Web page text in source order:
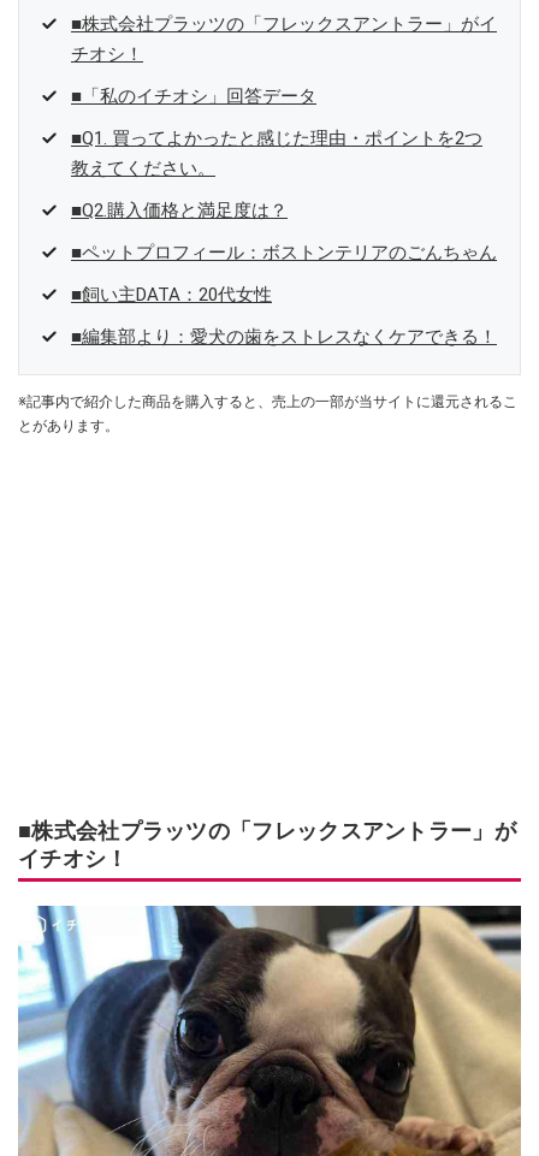
■株式会社プラッツの「フレックスアントラー」がイ
チオシ！
■「私のイチオシ」回答データ
■Q1. 買ってよかったと感じた理由・ポイントを2つ
教えてください。
■Q2.購入価格と満足度は？
■ペットプロフィール：ボストンテリアのごんちゃん
■飼い主DATA：20代女性
■編集部より：愛犬の歯をストレスなくケアできる！
※記事内で紹介した商品を購入すると、売上の一部が当サイトに還元されるこ
とがあります。
■株式会社プラッツの「フレックスアントラー」が
イチオシ！